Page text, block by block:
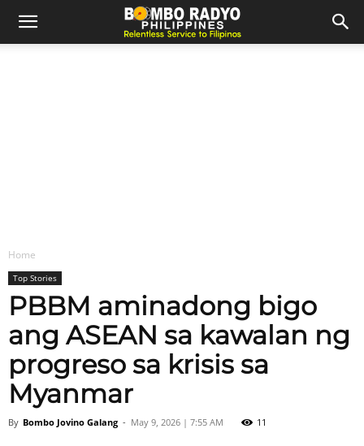
Home
Top Stories
PBBM aminadong bigo
ang ASEAN sa kawalan ng
progreso sa krisis sa
Myanmar
By Bombo Jovino Galang - May 9, 2026 | 7:55 AM 11